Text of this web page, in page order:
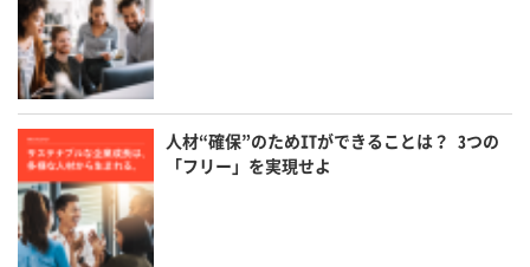
人材“確保”のためITができることは？ 3つの
「フリー」を実現せよ